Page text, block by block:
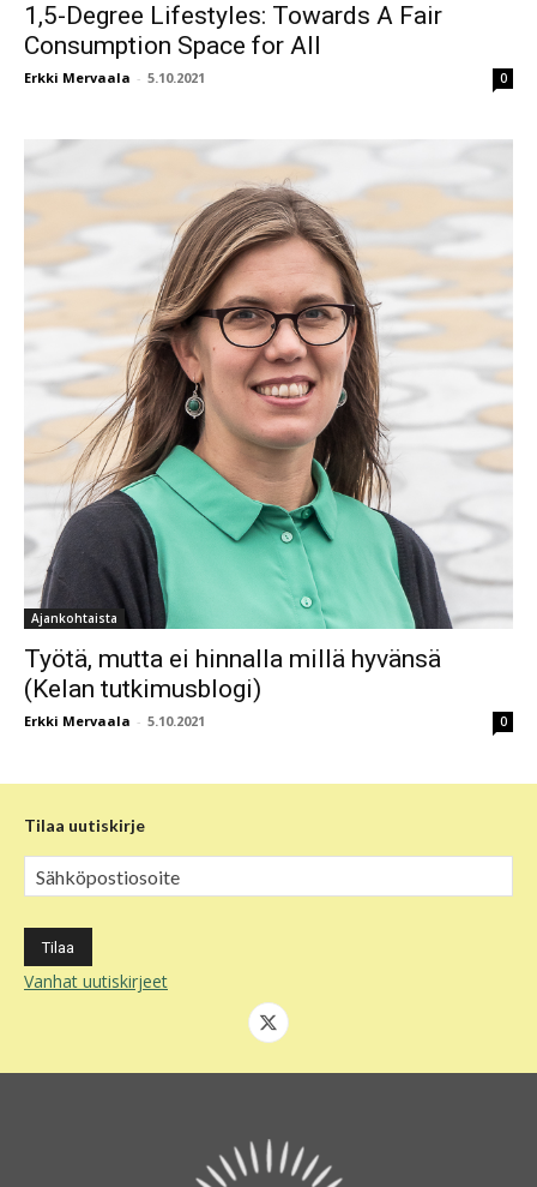
1,5-Degree Lifestyles: Towards A Fair
Consumption Space for All
Erkki Mervaala - 5.10.2021 0
Ajankohtaista
Työtä, mutta ei hinnalla millä hyvänsä
(Kelan tutkimusblogi)
Erkki Mervaala - 5.10.2021 0
Tilaa uutiskirje
Vanhat uutiskirjeet